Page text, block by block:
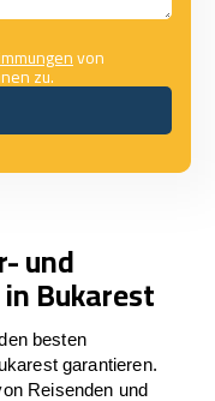
von
zu.
und
Bukarest
besten
garantieren.
Reisenden und